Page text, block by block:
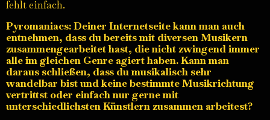
fehlt einfach.
Pyromaniacs: Deiner Internetseite kann man auch
entnehmen, dass du bereits mit diversen Musikern
zusammengearbeitet hast, die nicht zwingend immer
alle im gleichen Genre agiert haben. Kann man
daraus schließen, dass du musikalisch sehr
wandelbar bist und keine bestimmte Musikrichtung
vertrittst oder einfach nur gerne mit
unterschiedlichsten Künstlern zusammen arbeitest?